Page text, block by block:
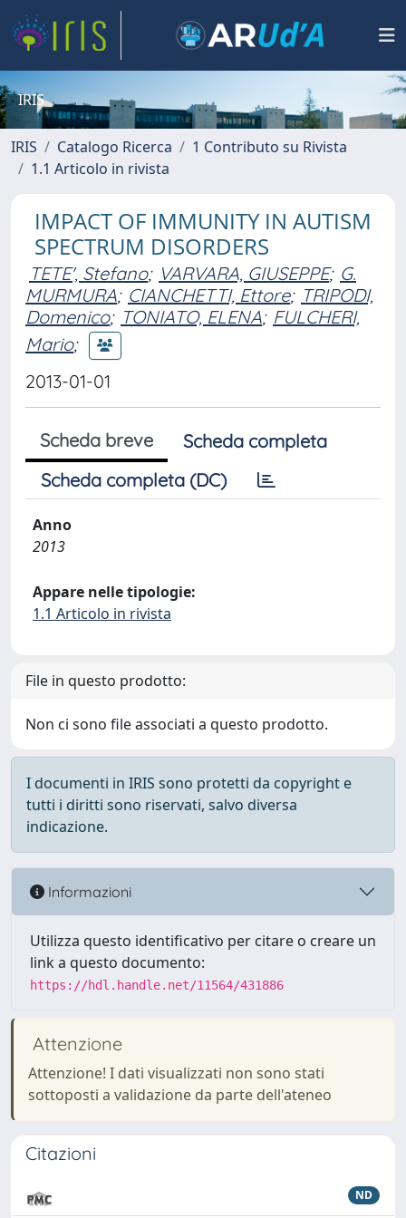
IRIS
IRIS Catalogo Ricerca
1 Contributo su Rivista
1.1 Articolo in rivista
IMPACT OF IMMUNITY IN AUTISM
SPECTRUM DISORDERS
TETE', Stefano; VARVARA, GIUSEPPE; G.
MURMURA; CIANCHETTI, Ettore; TRIPODI,
Domenico; TONIATO, ELENA; FULCHERI,
Mario;
2013-01-01
Scheda breve
Scheda completa
Scheda completa (DC)
Anno
2013
Appare nelle tipologie:
1.1 Articolo in rivista
File in questo prodotto:
Non ci sono file associati a questo prodotto.
I documenti in IRIS sono protetti da copyright e
tutti i diritti sono riservati, salvo diversa
indicazione.
Informazioni
Utilizza questo identificativo per citare o creare un
link a questo documento:
https://hdl.handle.net/11564/431886
Attenzione
Attenzione! I dati visualizzati non sono stati
sottoposti a validazione da parte dell'ateneo
Citazioni
ND